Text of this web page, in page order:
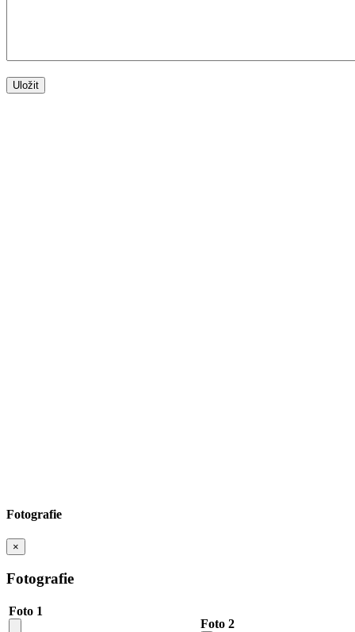
Fotografie
×
Fotografie
Foto 1
Foto 2